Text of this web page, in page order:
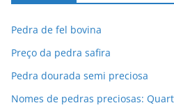
Pedra de fel bovina
Preço da pedra safira
Pedra dourada semi preciosa
Nomes de pedras preciosas: